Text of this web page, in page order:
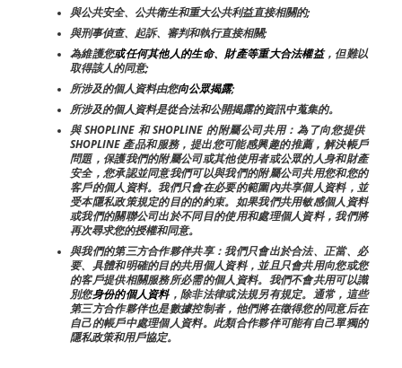
與公共安全、公共衛生和重大公共利益直接相關的;
與刑事偵查、起訴、審判和執行直接相關;
為維護您或任何其他人的生命、財產等重大合法權益，但難以
取得該人的同意;
所涉及的個人資料由您向公眾揭露;
所涉及的個人資料是從合法和公開揭露的資訊中蒐集的。
與 SHOPLINE 和 SHOPLINE 的附屬公司共用：為了向您提供
SHOPLINE 產品和服務，提出您可能感興趣的推薦，解決帳戶
問題，保護我們的附屬公司或其他使用者或公眾的人身和財產
安全，您承認並同意我們可以與我們的附屬公司共用您和您的
客戶的個人資料。我們只會在必要的範圍內共享個人資料，並
受本隱私政策規定的目的的約束。如果我們共用敏感個人資料
或我們的關聯公司出於不同目的使用和處理個人資料，我們將
再次尋求您的授權和同意。
與我們的第三方合作夥伴共享：我們只會出於合法、正當、必
要、具體和明確的目的共用個人資料，並且只會共用向您或您
的客戶提供相關服務所必需的個人資料。我們不會共用可以識
別您身份的個人資料，除非法律或法規另有規定。通常，這些
第三方合作夥伴也是數據控制者，他們將在徵得您的同意后在
自己的帳戶中處理個人資料。此類合作夥伴可能有自己單獨的
隱私政策和用戶協定。